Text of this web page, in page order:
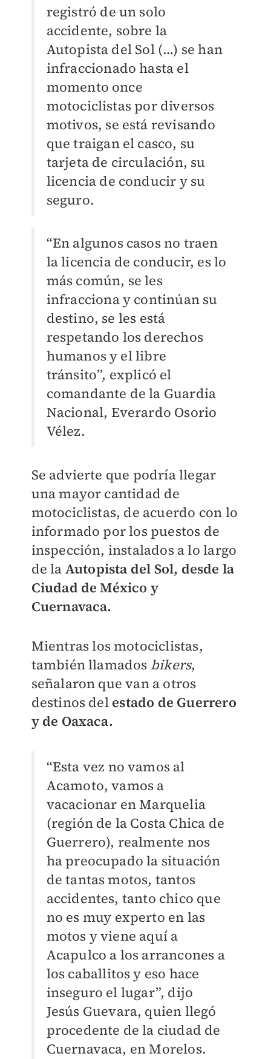
registró de un solo
accidente, sobre la
Autopista del Sol (…) se han
infraccionado hasta el
momento once
motociclistas por diversos
motivos, se está revisando
que traigan el casco, su
tarjeta de circulación, su
licencia de conducir y su
seguro.
“En algunos casos no traen
la licencia de conducir, es lo
más común, se les
infracciona y continúan su
destino, se les está
respetando los derechos
humanos y el libre
tránsito”, explicó el
comandante de la Guardia
Nacional, Everardo Osorio
Vélez.
Se advierte que podría llegar
una mayor cantidad de
motociclistas, de acuerdo con lo
informado por los puestos de
inspección, instalados a lo largo
de la Autopista del Sol, desde la
Ciudad de México y
Cuernavaca.
Mientras los motociclistas,
también llamados bikers,
señalaron que van a otros
destinos del estado de Guerrero
y de Oaxaca.
“Esta vez no vamos al
Acamoto, vamos a
vacacionar en Marquelia
(región de la Costa Chica de
Guerrero), realmente nos
ha preocupado la situación
de tantas motos, tantos
accidentes, tanto chico que
no es muy experto en las
motos y viene aquí a
Acapulco a los arrancones a
los caballitos y eso hace
inseguro el lugar”, dijo
Jesús Guevara, quien llegó
procedente de la ciudad de
Cuernavaca, en Morelos.